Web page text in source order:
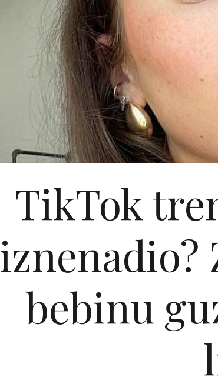
TikTok
iznenadio?
bebinu